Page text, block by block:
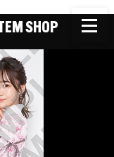
SHOP